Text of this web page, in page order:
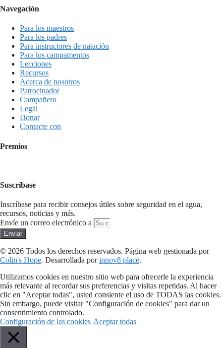
Navegación
Para los maestros
Para los padres
Para instructores de natación
Para los campamentos
Lecciones
Recursos
Acerca de nosotros
Patrocinador
Compañero
Legal
Donar
Contacte con
Premios
Suscríbase
Inscríbase para recibir consejos útiles sobre seguridad en el agua,
recursos, noticias y más.
Envíe un correo electrónico a
Enviar
© 2026 Todos los derechos reservados​. Página web gestionada por
Colin's Hope. Desarrollada porinnov8 place.
Utilizamos cookies en nuestro sitio web para ofrecerle la experiencia
más relevante al recordar sus preferencias y visitas repetidas. Al hacer
clic en "Aceptar todas", usted consiente el uso de TODAS las cookies.
Sin embargo, puede visitar "Configuración de cookies" para dar un
consentimiento controlado.
Configuración de las cookies Aceptar todas